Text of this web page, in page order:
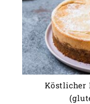
Köstlicher